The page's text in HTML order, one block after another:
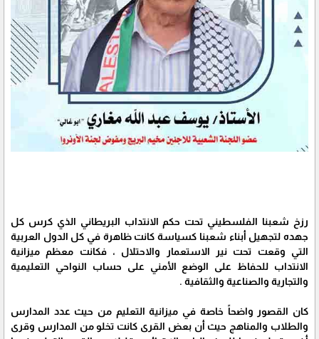
رزخ شعبنا الفلسطيني تحت حكم الانتداب البريطاني الذي كرس كل
جهده لتجهيل أبناء شعبنا كسياسة كانت ظاهرة في كل الدول العربية
التي وقعت تحت نير الاستعمار والاحتلال ، فكانت معظم ميزانية
الانتداب للحفاظ على الوضع الأمني على حساب النواحي التعليمية
والتجارية والصناعية والثقافية .
كان القصور واضحاً خاصة في ميزانية التعليم من حيث عدد المدارس
والطلاب والمناهج حيث أن بعض القرى كانت تخلو من المدارس وقرى